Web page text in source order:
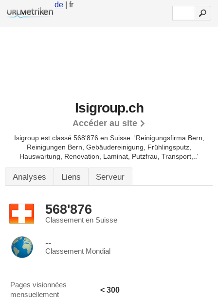
de | fr
Isigroup.ch
Accéder au site
Isigroup est classé 568'876 en Suisse. 'Reinigungsfirma Bern,
Reinigungen Bern, Gebäudereinigung, Frühlingsputz,
Hauswartung, Renovation, Laminat, Putzfrau, Transport,..'
Analyses Liens Serveur
568'876
Classement en Suisse
--
Classement Mondial
Pages visionnées
mensuellement
< 300